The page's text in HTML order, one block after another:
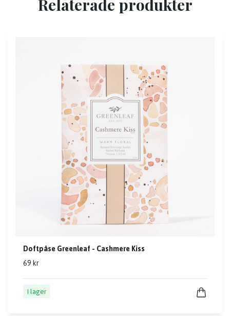
Relaterade produkter
Doftpåse Greenleaf - Cashmere Kiss
69 kr
I lager